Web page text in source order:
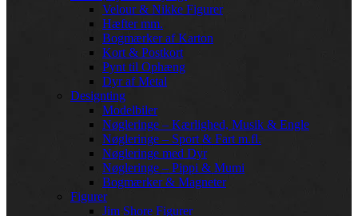
Velour & Nikke Figurer
Hæfter mm.
Bogmærker af Karton
Kort & Postkort
Pynt til Ophæng
Dyr af Metal
Designting
Modelbiler
Nøgleringe – Kærlighed, Musik & Engle
Nøgleringe – Sport & Fart m.fl.
Nøgleringe med Dyr
Nøgleringe – Pippi & Mumi
Bogmærker & Magneter
Figurer
Jim Shore Figurer